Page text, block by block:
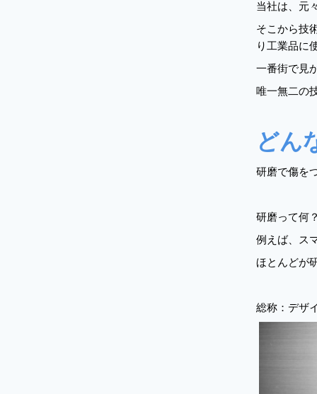
当社は、元
そこから技
り工業品に
一番街で見
唯一無二の
どん
研磨で傷を
研磨って何
例えば、ス
ほとんどが
総称：デザ